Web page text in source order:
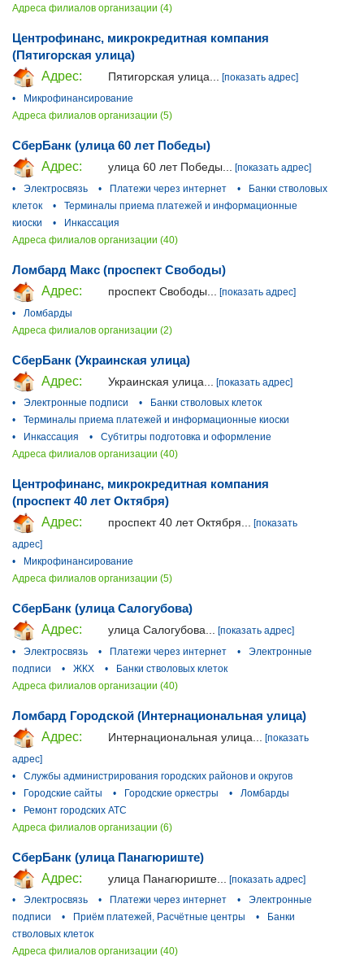
Адреса филиалов организации (4)
Центрофинанс, микрокредитная компания
(Пятигорская улица)
Адрес:
Пятигорская улица... [показать адрес]
•
Микрофинансирование
Адреса филиалов организации (5)
СберБанк (улица 60 лет Победы)
Адрес:
улица 60 лет Победы...
[показать адрес]
•
Электросвязь • Платежи через интернет •
Банки стволовых
клеток
•
Терминалы приема платежей и информационные
киоски
•
Инкассация
Адреса филиалов организации (40)
Ломбард Макс (проспект Свободы)
Адрес:
проспект Свободы...
[показать адрес]
•
Ломбарды
Адреса филиалов организации (2)
СберБанк (Украинская улица)
Адрес:
Украинская улица...
[показать адрес]
•
Электронные подписи •
Банки стволовых клеток
•
Терминалы приема платежей и информационные киоски
•
Инкассация •
Субтитры подготовка и оформление
Адреса филиалов организации (40)
Центрофинанс, микрокредитная компания
(проспект 40 лет Октября)
Адрес:
проспект 40 лет Октября... [показать
адрес]
•
Микрофинансирование
Адреса филиалов организации (5)
СберБанк (улица Салогубова)
Адрес:
улица Салогубова...
[показать адрес]
•
Электросвязь • Платежи через интернет •
Электронные
подписи
• ЖКХ •
Банки стволовых клеток
Адреса филиалов организации (40)
Ломбард Городской (Интернациональная улица)
Адрес:
Интернациональная улица...
[показать
адрес]
•
Службы администрирования городских районов и округов
•
Городские сайты • Городские оркестры •
Ломбарды
•
Ремонт городских АТС
Адреса филиалов организации (6)
СберБанк (улица Панагюриште)
Адрес:
улица Панагюриште...
[показать адрес]
•
Электросвязь • Платежи через интернет •
Электронные
подписи
• Приём платежей, Расчётные центры •
Банки
стволовых клеток
Адреса филиалов организации (40)